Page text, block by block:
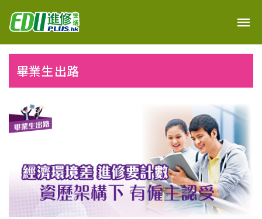
畢業生出路